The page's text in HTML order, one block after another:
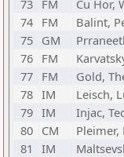
73
FM Cu Hor,
74
FM Balint,
75
GM
76
FM
77
FM Gold,
78 IM Leisch,
79 IM Injac,
80
CM Pleimer,
81
IM